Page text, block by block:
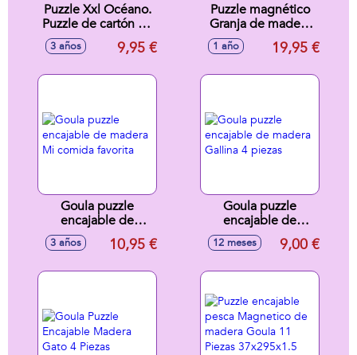
Puzzle Xxl Océano.
Puzzle de cartón de
gran calidad.Goula
3 años 9,95 €
Puzzle magnético
Granja de madera
Goula 12 piezas,
intercambiables
1 año 19,95 €
Goula puzzle
encajable de
madera Mi comida
favorita
3 años 10,95 €
Goula puzzle
encajable de
madera Gallina 4
piezas
12 meses 9,00 €